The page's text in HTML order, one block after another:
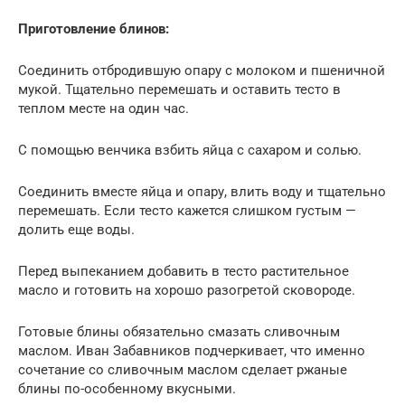
Приготовление блинов:
Соединить отбродившую опару с молоком и пшеничной
мукой. Тщательно перемешать и оставить тесто в
теплом месте на один час.
С помощью венчика взбить яйца с сахаром и солью.
Соединить вместе яйца и опару, влить воду и тщательно
перемешать. Если тесто кажется слишком густым —
долить еще воды.
Перед выпеканием добавить в тесто растительное
масло и готовить на хорошо разогретой сковороде.
Готовые блины обязательно смазать сливочным
маслом. Иван Забавников подчеркивает, что именно
сочетание со сливочным маслом сделает ржаные
блины по-особенному вкусными.